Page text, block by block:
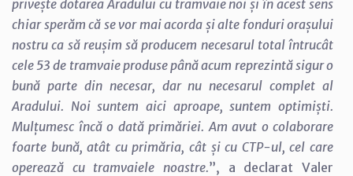
privește dotarea Aradului cu tramvaie noi și în acest sens
chiar sperăm că se vor mai acorda și alte fonduri orașului
nostru ca să reușim să producem necesarul total întrucât
cele 53 de tramvaie produse până acum reprezintă sigur o
bună parte din necesar, dar nu necesarul complet al
Aradului. Noi suntem aici aproape, suntem optimiști.
Mulțumesc încă o dată primăriei. Am avut o colaborare
foarte bună, atât cu primăria, cât și cu CTP-ul, cel care
operează cu tramvaiele noastre.”, a declarat Valer